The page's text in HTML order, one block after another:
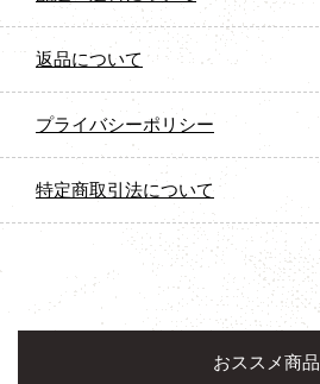
返品について
プライバシーポリシー
特定商取引法について
おススメ商品